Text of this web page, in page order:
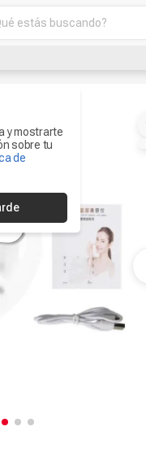
estás buscando?
Ipad
Iphone 17
Camaras Seguridad
Ps5
Parlantes Bluetooth
y mostrarte
sobre tu
de